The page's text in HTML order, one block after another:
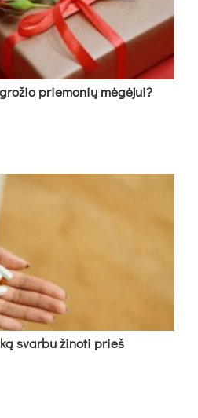
priemonių mėgėjui?
svarbu žinoti prieš